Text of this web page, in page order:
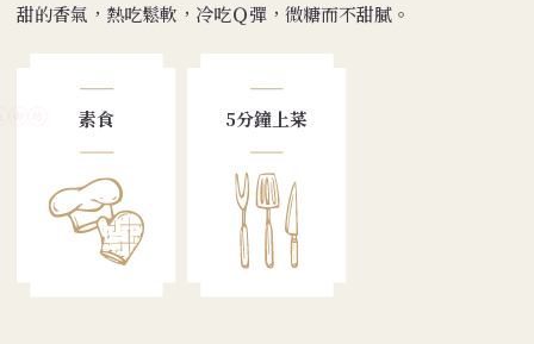
甜的香氣，熱吃鬆軟，冷吃Ｑ彈，微糖而不甜膩。
素食 5分鐘上菜